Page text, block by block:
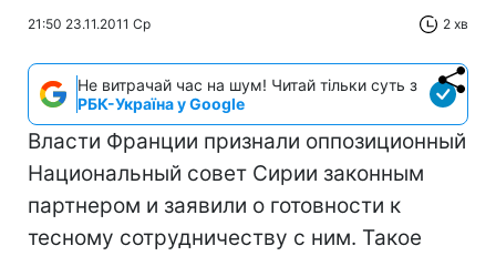
21:50 23.11.2011 Ср 2 хв
Не витрачай час на шум! Читай тільки суть з
РБК-Україна у Google
Власти Франции признали оппозиционный
Национальный совет Сирии законным
партнером и заявили о готовности к
тесному сотрудничеству с ним. Такое